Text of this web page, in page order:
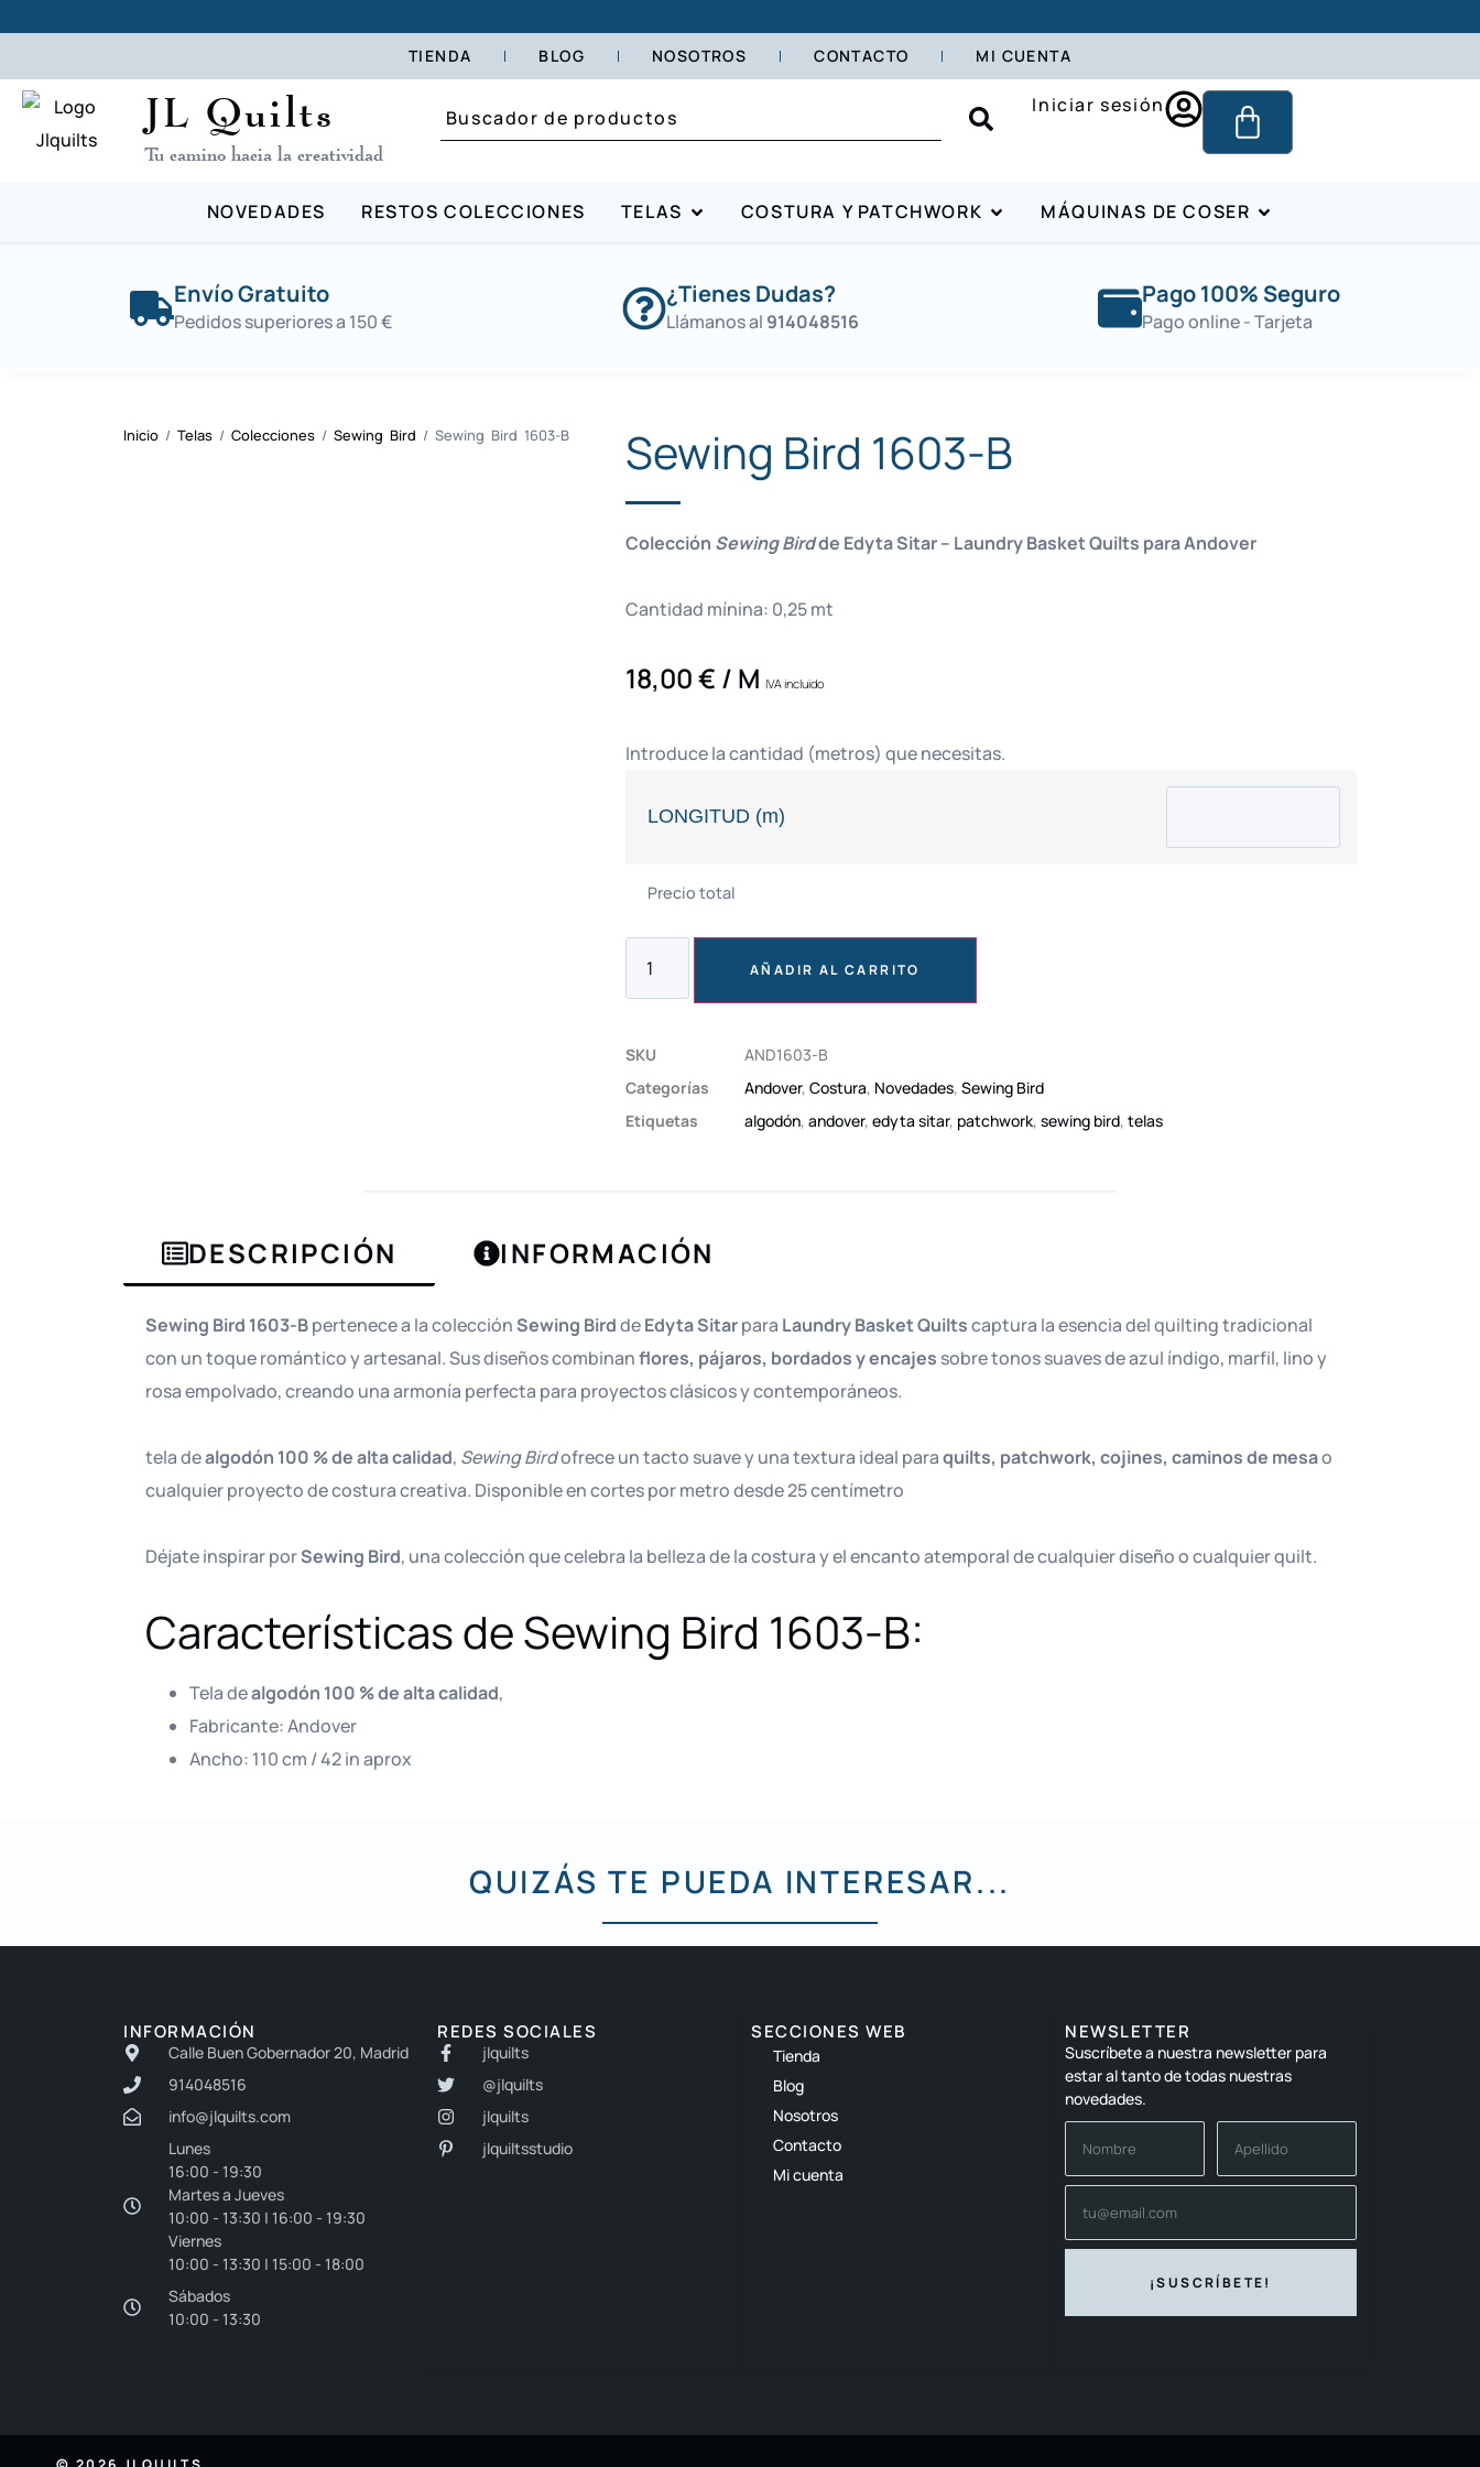
TIENDA BLOG NOSOTROS CONTACTO MI CUENTA
JL Quilts
Tu camino hacia la creatividad
Iniciar sesión
NOVEDADES RESTOS COLECCIONES TELAS COSTURA Y PATCHWORK MÁQUINAS DE COSER
Envío Gratuito
Pedidos superiores a 150 €
¿Tienes Dudas?
Llámanos al 914048516
Pago 100% Seguro
Pago online - Tarjeta
Inicio / Telas / Colecciones / Sewing Bird / Sewing Bird 1603-B Sewing Bird 1603-B
Colección Sewing Birdde Edyta Sitar – Laundry Basket Quilts para Andover
Cantidad mínina: 0,25 mt
18,00€ / M IVA incluido
Introduce la cantidad (metros) que necesitas.
LONGITUD (m)
Precio total
AÑADIR AL CARRITO
SKU
AND1603-B
Categorías
Andover, Costura, Novedades, Sewing Bird
Etiquetas
algodón, andover, edyta sitar, patchwork, sewing bird, telas
DESCRIPCIÓN INFORMACIÓN
Sewing Bird 1603-Bpertenece a la colección Sewing BirddeEdyta Sitarpara Laundry Basket Quiltscaptura la esencia del quilting tradicional
con un toque romántico y artesanal. Sus diseños combinanflores, pájaros, bordados y encajes sobre tonos suaves de azul índigo, marfil, lino y
rosa empolvado, creando una armonía perfecta para proyectos clásicos y contemporáneos.
tela dealgodón 100 % de alta calidad, Sewing Birdofrece un tacto suave y una textura ideal paraquilts, patchwork, cojines, caminos de mesao
cualquier proyecto de costura creativa. Disponible en cortes por metro desde 25 centímetro
Déjate inspirar porSewing Bird, una colección que celebra la belleza de la costura y el encanto atemporal de cualquier diseño o cualquier quilt.
Características de Sewing Bird 1603-B:
Tela dealgodón 100 % de alta calidad,
Fabricante: Andover
Ancho: 110 cm / 42 in aprox
QUIZÁS TE PUEDA INTERESAR...
INFORMACIÓN
Calle Buen Gobernador 20, Madrid
914048516
info@jlquilts.com
Lunes
16:00 - 19:30
Martes a Jueves
10:00 - 13:30 | 16:00 - 19:30
Viernes
10:00 - 13:30 | 15:00 - 18:00
Sábados
10:00 - 13:30
REDES SOCIALES
jlquilts
@jlquilts
jlquilts
jlquiltsstudio
SECCIONES WEB
Tienda
Blog
Nosotros
Contacto
Mi cuenta
NEWSLETTER
Suscríbete a nuestra newsletter para
estar al tanto de todas nuestras
novedades.